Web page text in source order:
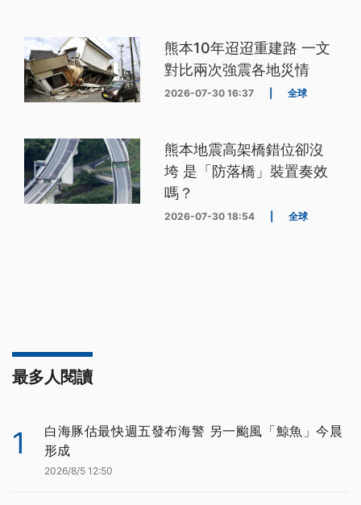
熊本10年迢迢重建路 一文
對比兩次強震各地災情
2026-07-30 16:37 全球
熊本地震高架橋錯位卻沒
垮 是「防落橋」裝置奏效
嗎？
2026-07-30 18:54 全球
最多人閱讀
1
白海豚估最快週五發布海警 另一颱風「鯨魚」今晨
形成
2026/8/5 12:50